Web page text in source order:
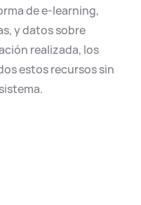
de e-learning,
y datos sobre
realizada, los
estos recursos sin